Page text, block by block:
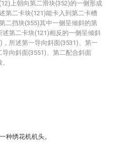
种绣花机机头。
上朝向第二滑块(352)的一侧形成
第二卡块(121)能卡入到第二卡槽
二挡块(355)其中一侧呈倾斜的第
述第二卡块(121)相反的一侧呈倾斜
，所述第一导向斜面(3531)、第一
向斜面(3551)、第二配合斜面